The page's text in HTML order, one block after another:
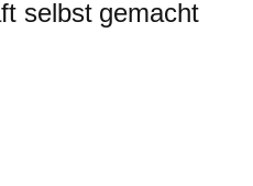
selbst gemacht